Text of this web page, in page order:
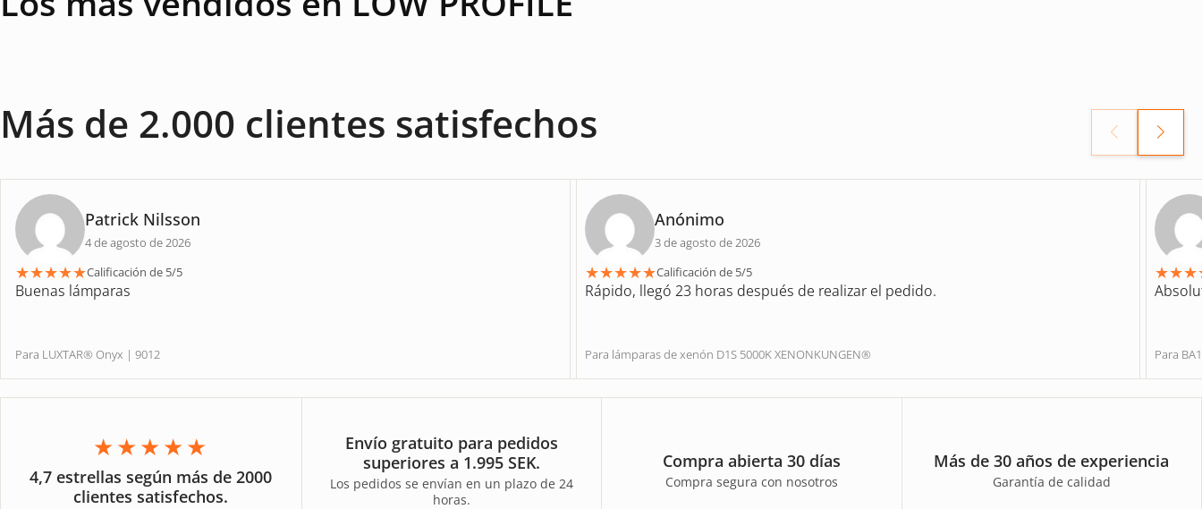
Más de 2.000 clientes satisfechos
Patrick Nilsson
4 de agosto de 2026
★★★★★Calificación de 5/5
Buenas lámparas
Para LUXTAR® Onyx | 9012
Anónimo
3 de agosto de 2026
★★★★★Calificación de 5/5
Rápido, llegó 23 horas después de realizar el pedido.
Para lámparas de xenón D1S 5000K XENONKUNGEN®
★★★
Para
★★★★★
4,7 estrellas según más de 2000
clientes satisfechos.
Envío gratuito para pedidos
superiores a 1.995 SEK.
Los pedidos se envían en un plazo de 24
horas.
Compra abierta 30 días
Compra segura con nosotros
Más de 30 años de experiencia
Garantía de calidad